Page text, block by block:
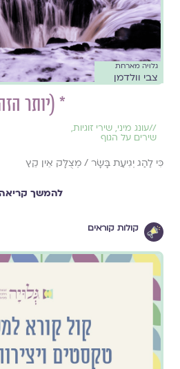
גלויה מארחת
צבי וולדמן
* (יותר
//עונג מיני, שירי זוגיות,
שירים על הגוף
כִּי לַהַג יְגִיעַת בָּשָׂר / מְצֻלָּק אֵין קֵץ
להמשך קריאה
קולות קוראים